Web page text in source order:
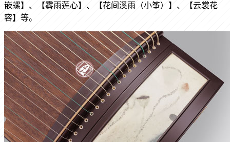
嵌螺】 、【雾雨莲心】 、 【花间溪雨（小筝） 】 、
【云裳花
容】 等。